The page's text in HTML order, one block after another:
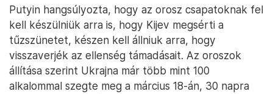
Putyin hangsúlyozta, hogy az orosz csapatoknak fel
kell készülniük arra is, hogy Kijev megsérti a
tűzszünetet, készen kell állniuk arra, hogy
visszaverjék az ellenség támadásait. Az oroszok
állítása szerint Ukrajna már több mint 100
alkalommal szegte meg a március 18-án, 30 napra